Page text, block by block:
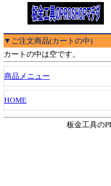
▼ご注文商品(カートの中)
カートの中は空です。
商品メニュー
HOME
板金工具の